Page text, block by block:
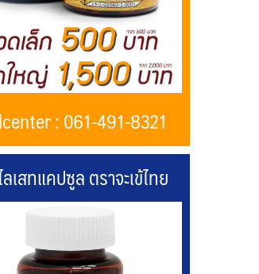
: 061-491-8321
ลเสทแคปซูล ตราจะเข้ไทย